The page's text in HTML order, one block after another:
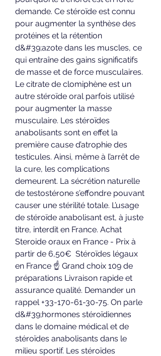
demande. Ce stéroïde est connu
pour augmenter la synthèse des
protéines et la rétention
d&#39;azote dans les muscles, ce
qui entraîne des gains significatifs
de masse et de force musculaires.
Le citrate de clomiphène est un
autre stéroïde oral parfois utilisé
pour augmenter la masse
musculaire. Les stéroïdes
anabolisants sont en effet la
première cause d’atrophie des
testicules. Ainsi, même à l’arrêt de
la cure, les complications
demeurent. La sécrétion naturelle
de testostérone s’effondre pouvant
causer une stérilité totale. L’usage
de stéroïde anabolisant est, à juste
titre, interdit en France. Achat
Steroide oraux en France - Prix à
partir de 6,50€  Stéroïdes légaux
en France ☝ Grand choix 109 de
préparations Livraison rapide et
assurance qualité. Demander un
rappel +33-170-61-30-75. On parle
d&#39;hormones stéroïdiennes
dans le domaine médical et de
stéroïdes anabolisants dans le
milieu sportif. Les stéroïdes